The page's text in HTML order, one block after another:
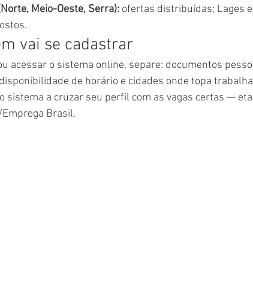
Meio-Oeste, Serra): ofertas distribuídas; Lages
vai se cadastrar
acessar o sistema online, separe: documentos
de horário e cidades onde topa
sistema a cruzar seu perfil com as vagas certas —
Brasil.